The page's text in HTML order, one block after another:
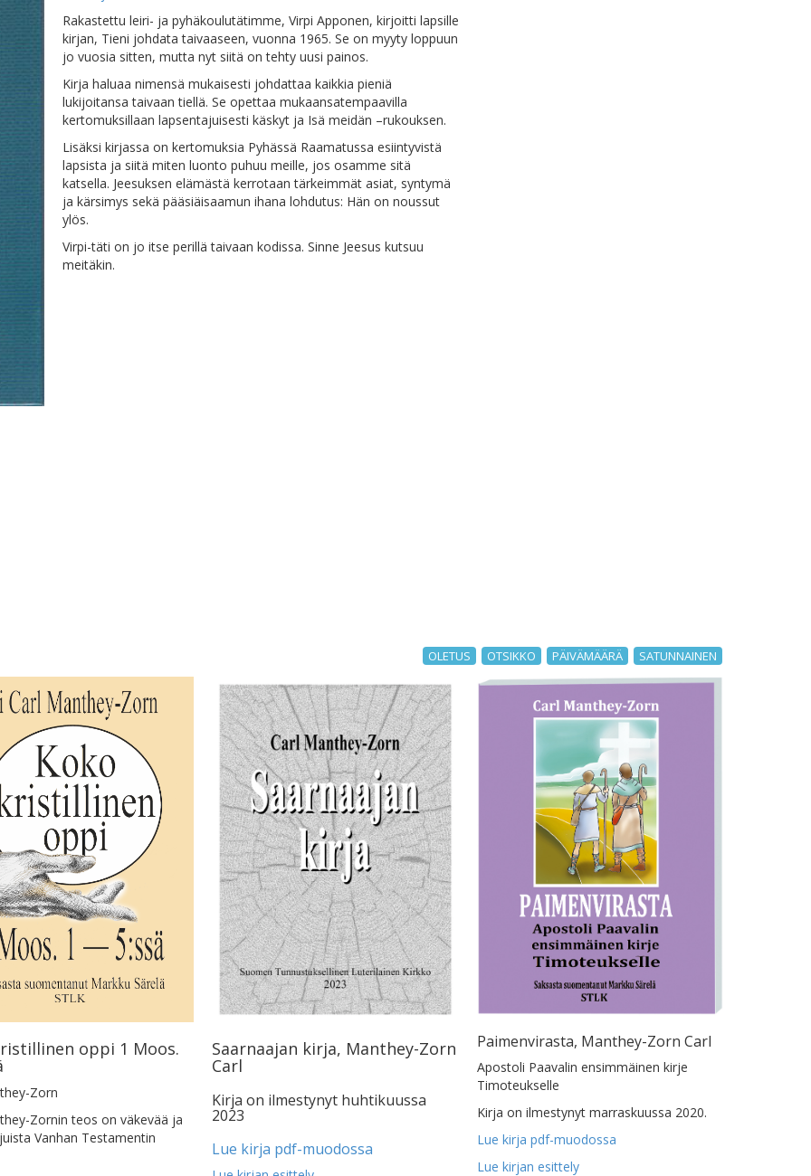
Rakastettu leiri- ja pyhäkoulutätimme, Virpi Apponen, kirjoitti lapsille
kirjan, Tieni johdata taivaaseen, vuonna 1965. Se on myyty loppuun
jo vuosia sitten, mutta nyt siitä on tehty uusi painos.
Kirja haluaa nimensä mukaisesti johdattaa kaikkia pieniä
lukijoitansa taivaan tiellä. Se opettaa mukaansatempaavilla
kertomuksillaan lapsentajuisesti käskyt ja Isä meidän –rukouksen.
Lisäksi kirjassa on kertomuksia Pyhässä Raamatussa esiintyvistä
lapsista ja siitä miten luonto puhuu meille, jos osamme sitä
katsella. Jeesuksen elämästä kerrotaan tärkeimmät asiat, syntymä
ja kärsimys sekä pääsiäisaamun ihana lohdutus: Hän on noussut
ylös.
Virpi-täti on jo itse perillä taivaan kodissa. Sinne Jeesus kutsuu
meitäkin.
OLETUS OTSIKKO PÄIVÄMÄÄRÄ SATUNNAINEN
oppi 1 Moos.
Zorn
Zornin teos on väkevää ja
Vanhan Testamentin
Saarnaajan kirja, Manthey-Zorn
Carl
Kirja on ilmestynyt huhtikuussa
2023
Lue kirja pdf-muodossa
Paimenvirasta, Manthey-Zorn Carl
Apostoli Paavalin ensimmäinen kirje
Timoteukselle
Kirja on ilmestynyt marraskuussa 2020.
Lue kirja pdf-muodossa